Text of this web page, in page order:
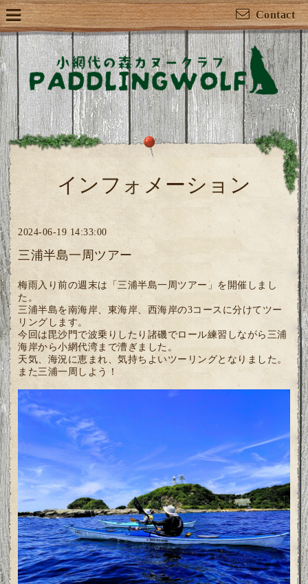
Contact
インフォメーション
2024-06-19 14:33:00
三浦半島一周ツアー
梅雨入り前の週末は「三浦半島一周ツアー」を開催しまし
た。
三浦半島を南海岸、東海岸、西海岸の3コースに分けてツー
リングします。
今回は毘沙門で波乗りしたり諸磯でロール練習しながら三浦
海岸から小網代湾まで漕ぎました。
天気、海況に恵まれ、気持ちよいツーリングとなりました。
また三浦一周しよう！